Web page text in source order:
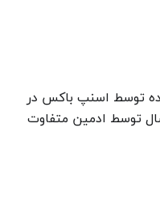
توسط اسنپ باکس در
توسط ادمین متفاوت